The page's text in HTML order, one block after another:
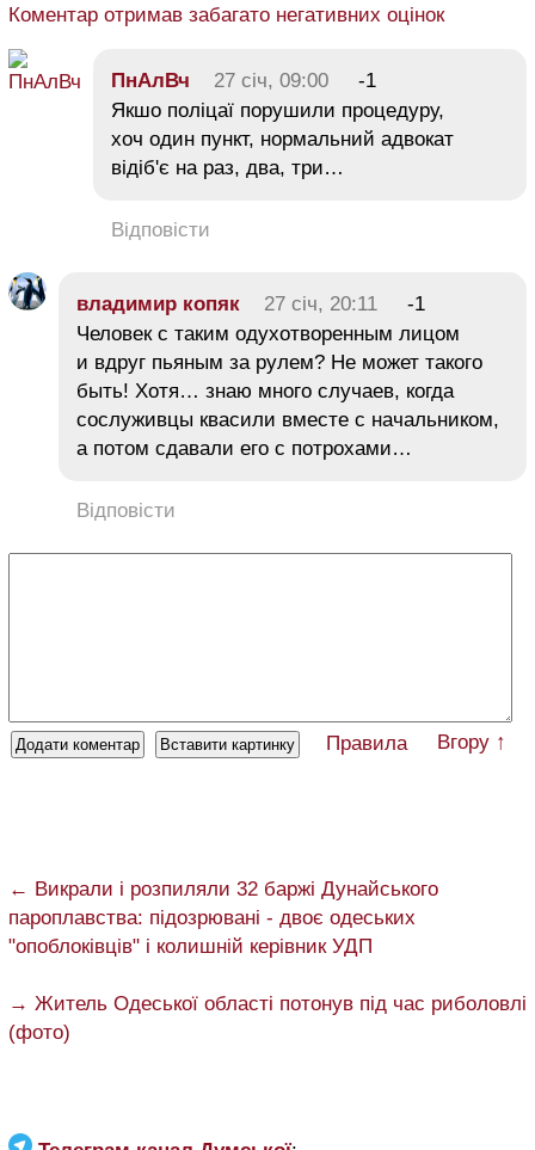
Коментар отримав забагато негативних оцінок
ПнАлВч 27 січ, 09:00
-1
Якшо поліцаї порушили процедуру,
хоч один пункт, нормальний адвокат
відіб'є на раз, два, три…
Відповісти
владимир копяк 27 січ, 20:11
-1
Человек с таким одухотворенным лицом
и вдруг пьяным за рулем? Не может такого
быть! Хотя… знаю много случаев, когда
сослуживцы квасили вместе с начальником,
а потом сдавали его с потрохами…
Відповісти
Правила Вгору ↑
← Викрали і розпиляли 32 баржі Дунайського
пароплавства: підозрювані - двоє одеських
"опоблоківців" і колишній керівник УДП
→ Житель Одеської області потонув під час риболовлі
(фото)